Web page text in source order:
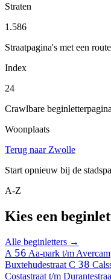
Straten
1.586
Straatpagina's met een
Index
24
Crawlbare
Woonplaats
Terug naar Zwolle
Start opnieuw bij de
A-Z
Kies een
Alle beginletters →
A 56 Aa-park t/m
Buxtehudestraat C 38
Costastraat t/m